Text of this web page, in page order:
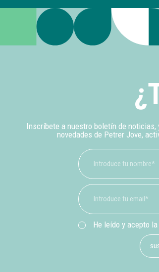
Inscríbete a nuestro boletín de
novedades de Petrer Jove,
He leído y acepto la